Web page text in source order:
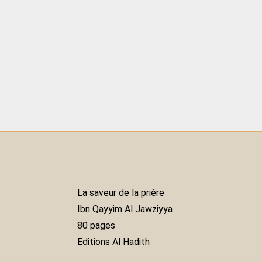
La saveur de la prière
Ibn Qayyim Al Jawziyya
80 pages
Editions Al Hadith